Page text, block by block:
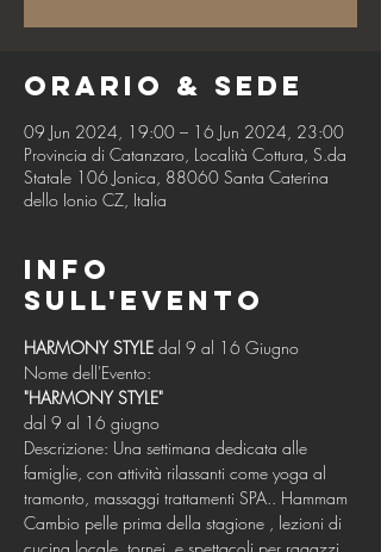
Orario & Sede
09 Jun 2024, 19:00 – 16 Jun 2024, 23:00
Provincia di Catanzaro, Località Cottura, S.da
Statale 106 Jonica, 88060 Santa Caterina
dello Ionio CZ, Italia
Info
sull'evento
HARMONY STYLE dal 9 al 16 Giugno
Nome dell'Evento:
"HARMONY STYLE"
dal 9 al 16 giugno
Descrizione: Una settimana dedicata alle
famiglie, con attività rilassanti come yoga al
tramonto, massaggi trattamenti SPA.. Hammam
Cambio pelle prima della stagione , lezioni di